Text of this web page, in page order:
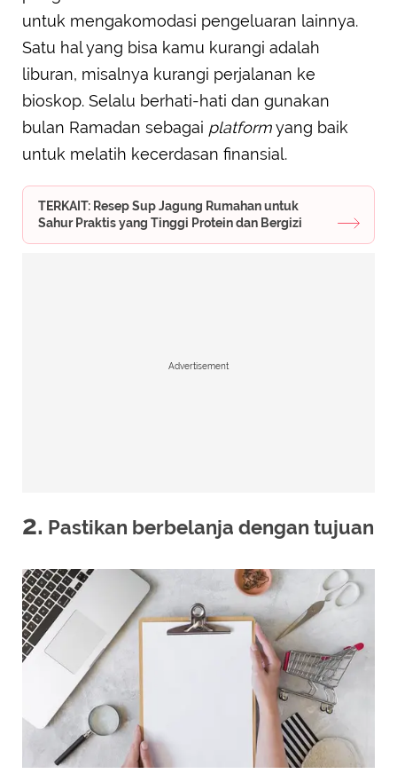
untuk mengakomodasi pengeluaran lainnya.
Satu hal yang bisa kamu kurangi adalah
liburan, misalnya kurangi perjalanan ke
bioskop. Selalu berhati-hati dan gunakan
bulan Ramadan sebagai platformyang baik
untuk melatih kecerdasan finansial.
TERKAIT: Resep Sup Jagung Rumahan untuk
Sahur Praktis yang Tinggi Protein dan Bergizi
Advertisement
2. Pastikan berbelanja dengan tujuan